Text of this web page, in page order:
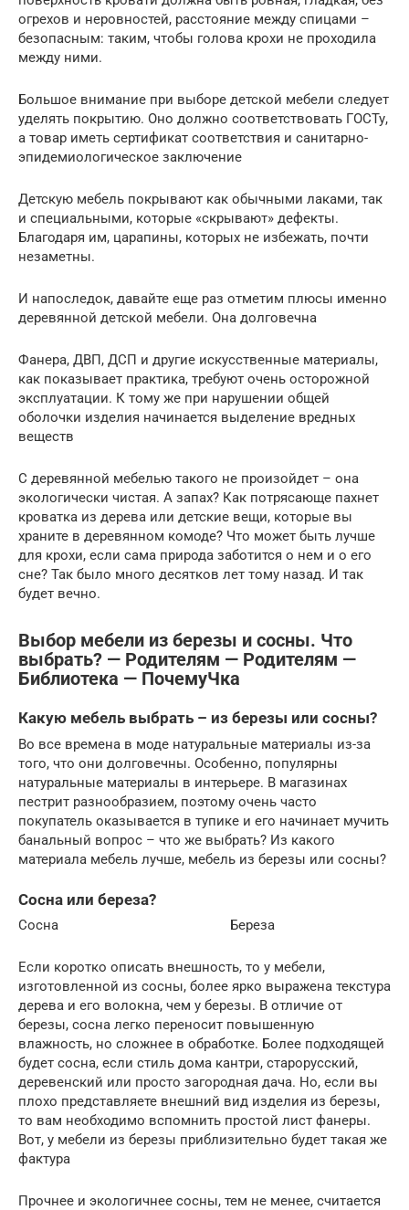
огрехов и неровностей, расстояние между спицами –
безопасным: таким, чтобы голова крохи не проходила
между ними.
Большое внимание при выборе детской мебели следует
уделять покрытию. Оно должно соответствовать ГОСТу,
а товар иметь сертификат соответствия и санитарно-
эпидемиологическое заключение
Детскую мебель покрывают как обычными лаками, так
и специальными, которые «скрывают» дефекты.
Благодаря им, царапины, которых не избежать, почти
незаметны.
И напоследок, давайте еще раз отметим плюсы именно
деревянной детской мебели. Она долговечна
Фанера, ДВП, ДСП и другие искусственные материалы,
как показывает практика, требуют очень осторожной
эксплуатации. К тому же при нарушении общей
оболочки изделия начинается выделение вредных
веществ
С деревянной мебелью такого не произойдет – она
экологически чистая. А запах? Как потрясающе пахнет
кроватка из дерева или детские вещи, которые вы
храните в деревянном комоде? Что может быть лучше
для крохи, если сама природа заботится о нем и о его
сне? Так было много десятков лет тому назад. И так
будет вечно.
Выбор мебели из березы и сосны. Что
выбрать? — Родителям — Родителям —
Библиотека — ПочемуЧка
Какую мебель выбрать – из березы или сосны?
Во все времена в моде натуральные материалы из-за
того, что они долговечны. Особенно, популярны
натуральные материалы в интерьере. В магазинах
пестрит разнообразием, поэтому очень часто
покупатель оказывается в тупике и его начинает мучить
банальный вопрос – что же выбрать? Из какого
материала мебель лучше, мебель из березы или сосны?
Сосна или береза?
Сосна Береза
Если коротко описать внешность, то у мебели,
изготовленной из сосны, более ярко выражена текстура
дерева и его волокна, чем у березы. В отличие от
березы, сосна легко переносит повышенную
влажность, но сложнее в обработке. Более подходящей
будет сосна, если стиль дома кантри, старорусский,
деревенский или просто загородная дача. Но, если вы
плохо представляете внешний вид изделия из березы,
то вам необходимо вспомнить простой лист фанеры.
Вот, у мебели из березы приблизительно будет такая же
фактура
Прочнее и экологичнее сосны, тем не менее, считается